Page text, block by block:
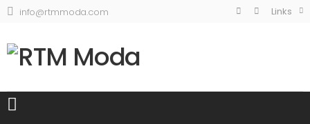
info@rtmmoda.com Links